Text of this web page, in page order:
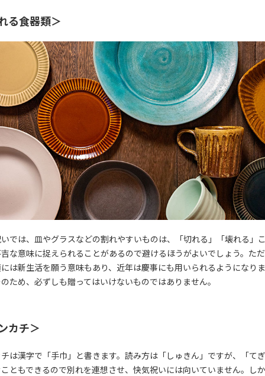
る食器類＞
では、皿やグラスなどの割れやすいものは、「切れる」「壊れる」
な意味に捉えられることがあるので避けるほうがよいでしょう。た
は新生活を願う意味もあり、近年は慶事にも用いられるようになり
ため、必ずしも贈ってはいけないものではありません。
カチ＞
は漢字で「手巾」と書きます。読み方は「しゅきん」ですが、「て
ともできるので別れを連想させ、快気祝いには向いていません。し